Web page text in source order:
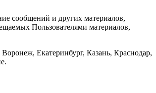
сообщений и других материалов,
Пользователями материалов,
Екатеринбург, Казань, Краснодар,